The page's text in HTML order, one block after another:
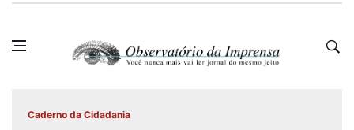
Caderno da Cidadania